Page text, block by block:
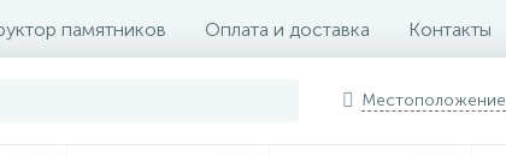
памятников Оплата и доставка Контакты
Местоположение